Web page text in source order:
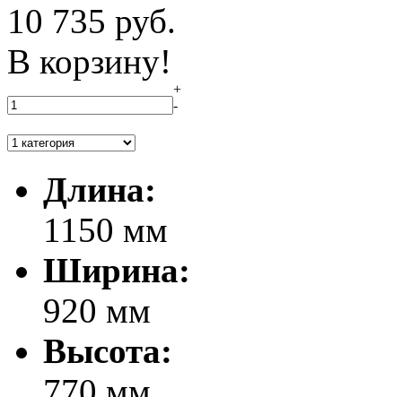
10 735 руб.
В корзину!
+
-
Длина:
1150 мм
Ширина:
920 мм
Высота: